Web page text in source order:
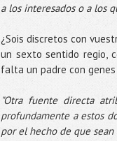
a los interesados o a los
¿Sois discretos con
un sexto sentido regio,
falta un padre con
"Otra fuente directa
profundamente a estos
por el hecho de que sean